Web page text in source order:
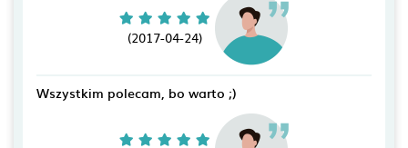
(2017-04-24)
Wszystkim polecam, bo warto ;)